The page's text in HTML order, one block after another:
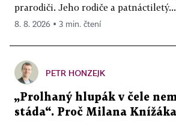
prarodiči. Jeho rodiče a patnáctiletý...
8. 8. 2026 ▪ 3 min. čtení
PETR HONZEJK
„Prolhaný hlupák v čele
stáda“. Proč Milana